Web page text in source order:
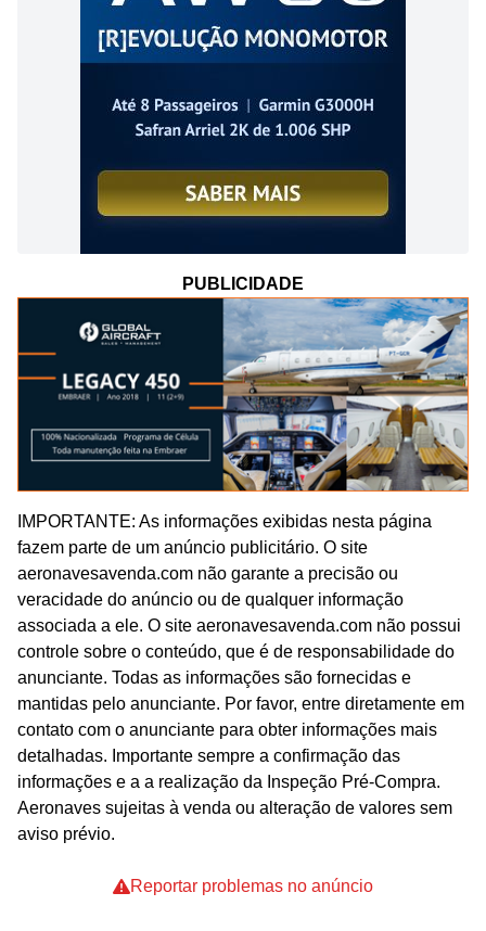
PUBLICIDADE
IMPORTANTE: As informações exibidas nesta página
fazem parte de um anúncio publicitário. O site
aeronavesavenda.com não garante a precisão ou
veracidade do anúncio ou de qualquer informação
associada a ele. O site aeronavesavenda.com não possui
controle sobre o conteúdo, que é de responsabilidade do
anunciante. Todas as informações são fornecidas e
mantidas pelo anunciante. Por favor, entre diretamente em
contato com o anunciante para obter informações mais
detalhadas. Importante sempre a confirmação das
informações e a a realização da Inspeção Pré-Compra.
Aeronaves sujeitas à venda ou alteração de valores sem
aviso prévio.
Reportar problemas no anúncio